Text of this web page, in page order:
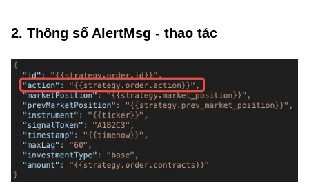
2. Thông số AlertMsg - thao tác